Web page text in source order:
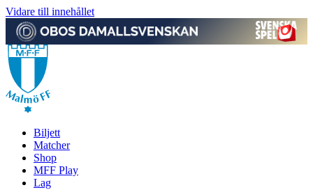
Vidare till innehållet
Biljett
Matcher
Shop
MFF Play
Lag